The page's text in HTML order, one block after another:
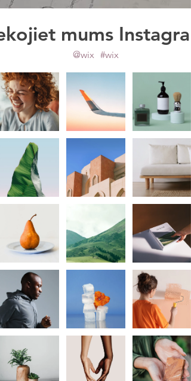
mums
#wix
@wix